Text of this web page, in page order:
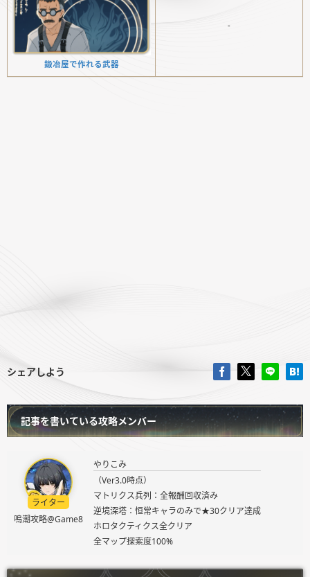
鍛冶屋で作れる武器
-
シェアしよう
記事を書いている攻略メンバー
ライター
鳴潮攻略@Game8
やりこみ
（Ver3.0時点）
マトリクス兵列：全報酬回収済み
逆境深塔：恒常キャラのみで★30クリア達成
ホロタクティクス全クリア
全マップ探索度100%